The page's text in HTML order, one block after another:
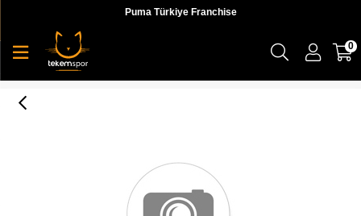
Puma Türkiye Franchise
0